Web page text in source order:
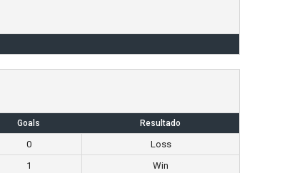
Goals Resultado
0
Loss
1 Win